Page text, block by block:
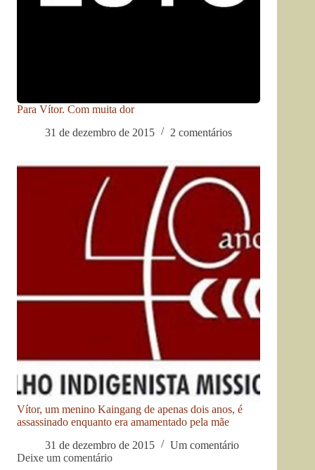
Para Vítor. Com muita dor
31 de dezembro de 2015
2 comentários
Vítor, um menino Kaingang de apenas dois anos, é
assassinado enquanto era amamentado pela mãe
31 de dezembro de 2015
Um comentário
Deixe um comentário